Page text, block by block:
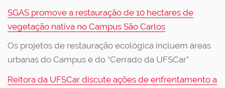
SGAS promove a restauração de 10 hectares de
vegetação nativa no Campus São Carlos
Os projetos de restauração ecológica incluem áreas
urbanas do Campus e do “Cerrado da UFSCar”
Reitora da UFSCar discute ações de enfrentamento a